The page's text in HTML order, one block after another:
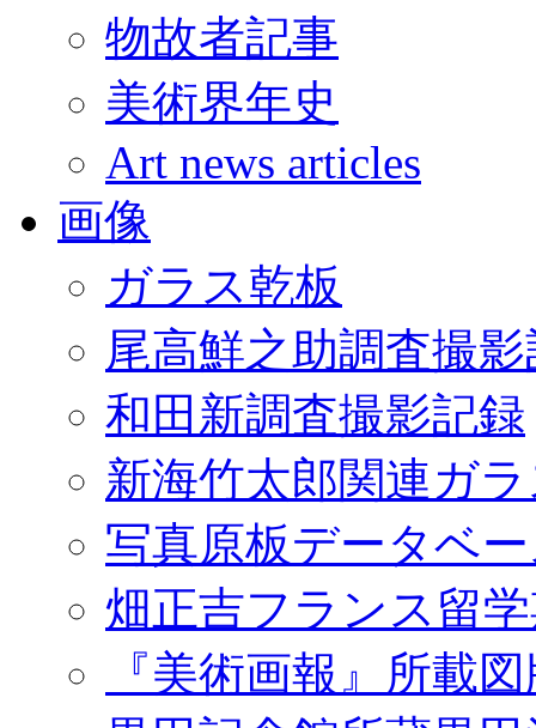
物故者記事
美術界年史
Art news articles
画像
ガラス乾板
尾高鮮之助調査撮
和田新調査撮影記録
新海竹太郎関連ガ
写真原板データベ
畑正吉フランス留
『美術画報』所載